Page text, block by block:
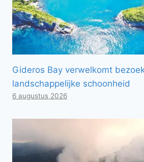
Gideros Bay verwelkomt
landschappelijke schoonheid
6 augustus 2026